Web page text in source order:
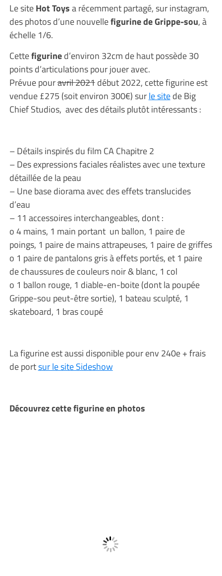
Le siteHot Toysa récemment partagé, sur instagram,
des photos d’une nouvellefigurine de Grippe-sou, à
échelle 1/6.
Cettefigurined’environ 32cm de haut possède 30
points d’articulations pour jouer avec.
Prévue pouravril 2021début 2022, cette figurine est
vendue £275 (soit environ 300€) surle sitede Big
Chief Studios, avec des détails plutôt intéressants :
– Détails inspirés du film CA Chapitre 2
– Des expressions faciales réalistes avec une texture
détaillée de la peau
– Une base diorama avec des effets translucides
d’eau
– 11 accessoires interchangeables, dont :
o 4 mains, 1 main portant un ballon, 1 paire de
poings, 1 paire de mains attrapeuses, 1 paire de griffes
o 1 paire de pantalons gris à effets portés, et 1 paire
de chaussures de couleurs noir & blanc, 1 col
o 1 ballon rouge, 1 diable-en-boite (dont la poupée
Grippe-sou peut-être sortie), 1 bateau sculpté, 1
skateboard, 1 bras coupé
La figurine est aussi disponible pour env 240e + frais
de portsur le site Sideshow
Découvrez cette figurine en photos